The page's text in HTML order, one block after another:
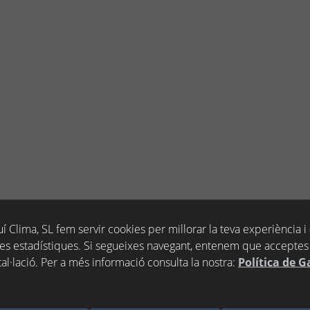
2C SOBRE/E 790X500
2C A/FORAT - TEKA
Clima, SL fem servir cookies per millorar la teva experiència
estadístiques. Si segueixes navegant, entenem que acceptes
Per a més informació consulta la nostra: Política de